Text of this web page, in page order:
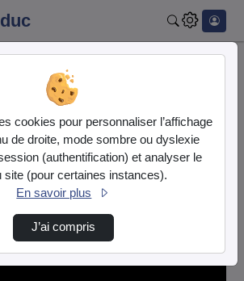
Danses GS-CP
Lire
la
cookies pour personnaliser l’affichage
de droite, mode sombre ou dyslexie
(authentification) et analyser le
site (pour certaines instances).
En savoir plus
J’ai compris